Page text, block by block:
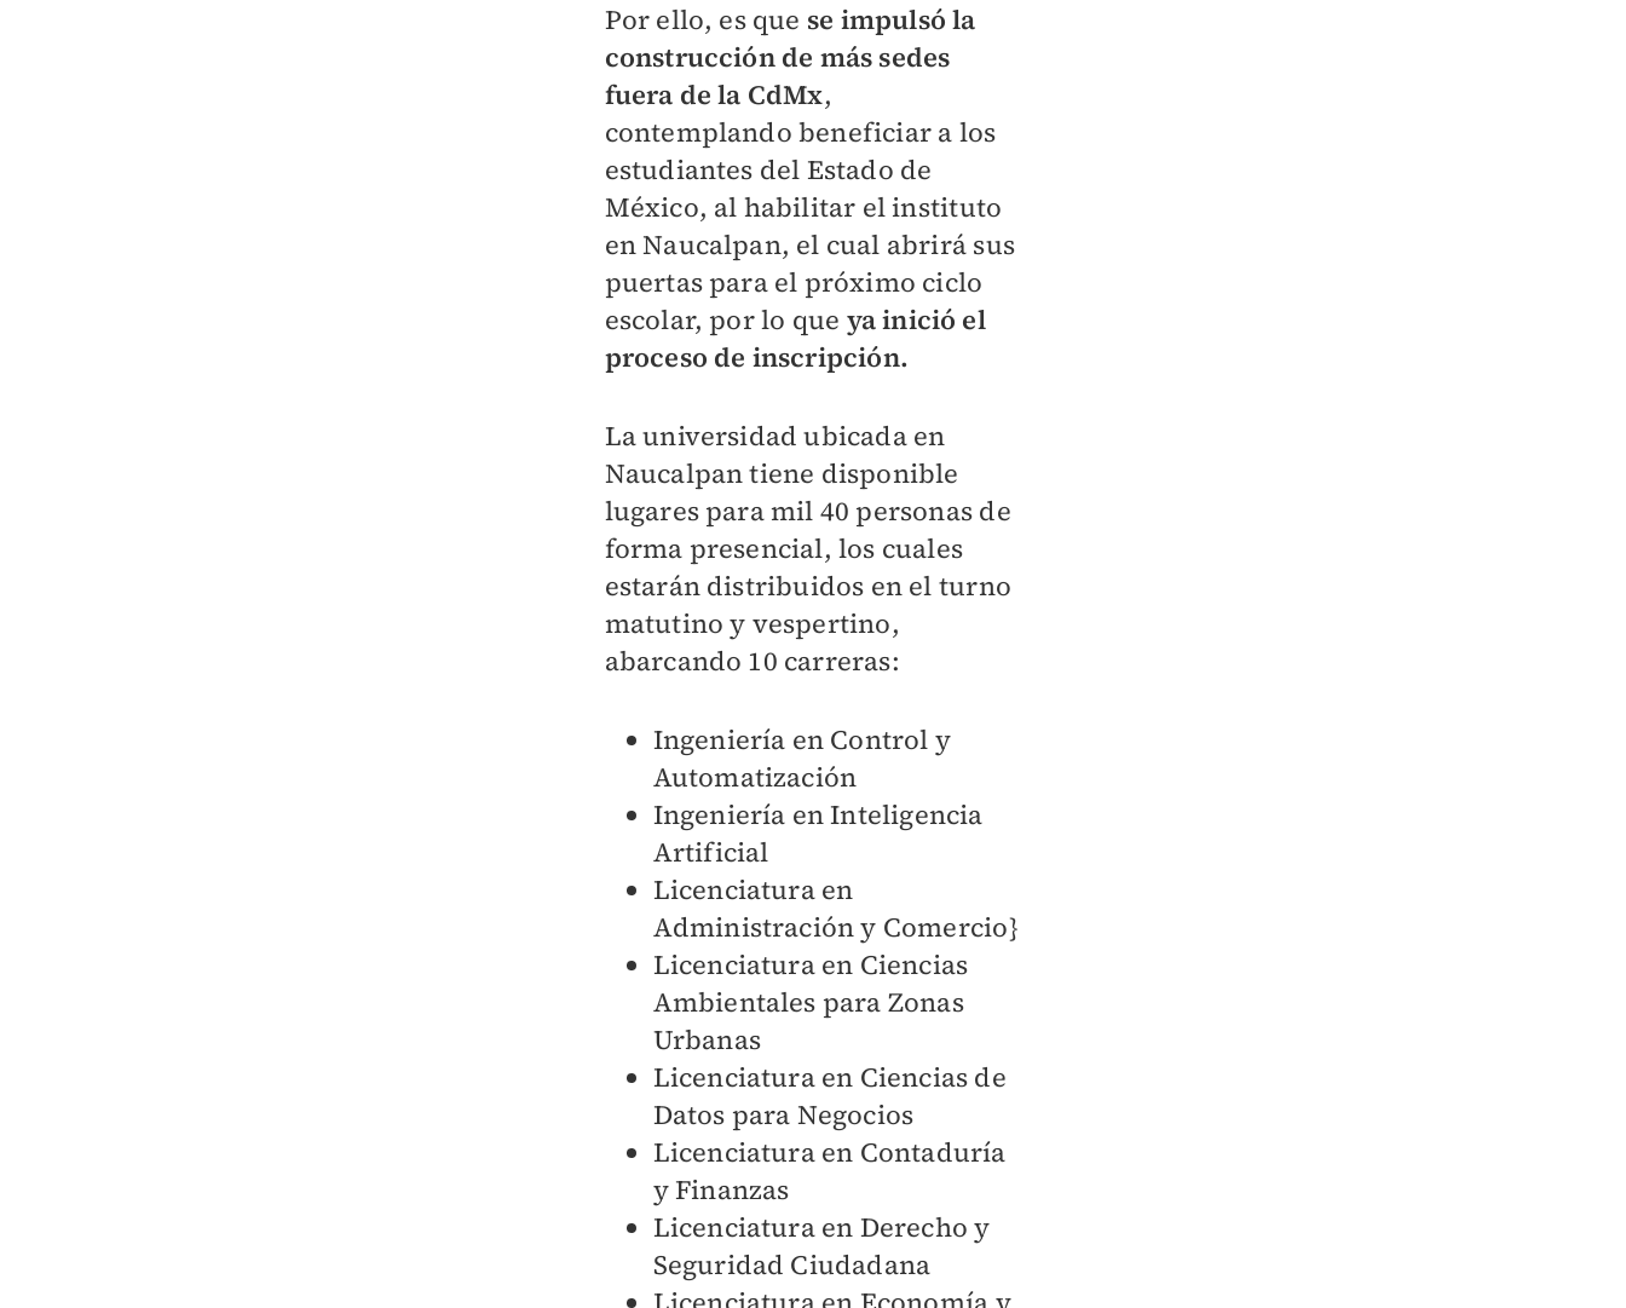
Por ello, es que se impulsó la
construcción de más sedes
fuera de la CdMx,
contemplando beneficiar a los
estudiantes del Estado de
México, al habilitar el instituto
en Naucalpan, el cual abrirá sus
puertas para el próximo ciclo
escolar, por lo que ya inició el
proceso de inscripción.
La universidad ubicada en
Naucalpan tiene disponible
lugares para mil 40 personas de
forma presencial, los cuales
estarán distribuidos en el turno
matutino y vespertino,
abarcando 10 carreras:
Ingeniería en Control y
Automatización
Ingeniería en Inteligencia
Artificial
Licenciatura en
Administración y Comercio}
Licenciatura en Ciencias
Ambientales para Zonas
Urbanas
Licenciatura en Ciencias de
Datos para Negocios
Licenciatura en Contaduría
y Finanzas
Licenciatura en Derecho y
Seguridad Ciudadana